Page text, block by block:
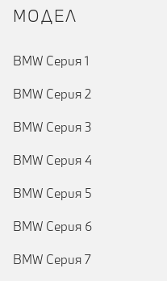
MOДЕЛ
BMW Серия 1
BMW Серия 2
BMW Серия 3
BMW Серия 4
BMW Серия 5
BMW Серия 6
BMW Серия 7